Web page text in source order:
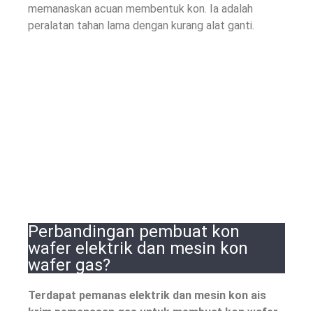
memanaskan acuan membentuk kon. Ia adalah
peralatan tahan lama dengan kurang alat ganti.
Perbandingan pembuat kon
wafer elektrik dan mesin kon
wafer gas?
Terdapat pemanas elektrik dan mesin kon ais